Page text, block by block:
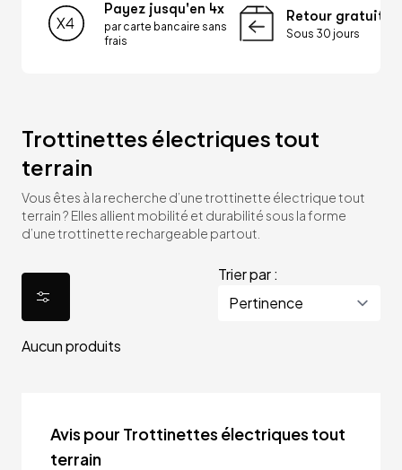
Payez jusqu'en 4x
par carte bancaire sans
frais
Retour gratuit
Sous 30 jours
Trottinettes électriques tout
terrain
Vous êtes à la recherche d’une trottinette électrique tout
terrain ? Elles allient mobilité et durabilité sous la forme
d’une trottinette rechargeable partout.
Trier par :
Aucun produits
Avis pour Trottinettes électriques tout
terrain